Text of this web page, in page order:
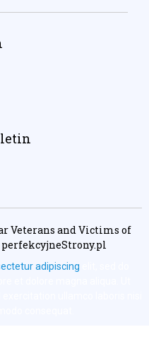
Veterans and Victims of
perfekcyjneStrony.pl
adipiscing